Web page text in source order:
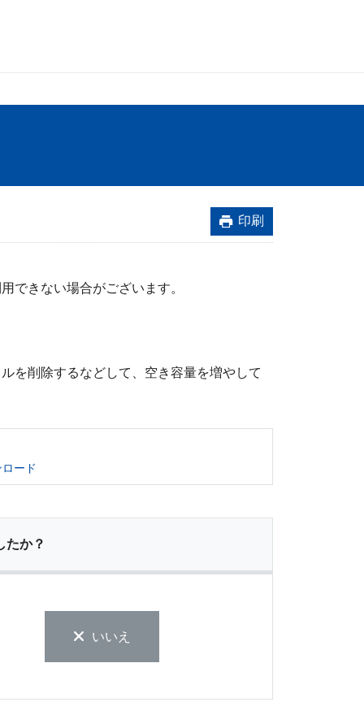
印刷
できない場合がございます。
を削除するなどして、空き容量を増やして
ード
たか？
いいえ